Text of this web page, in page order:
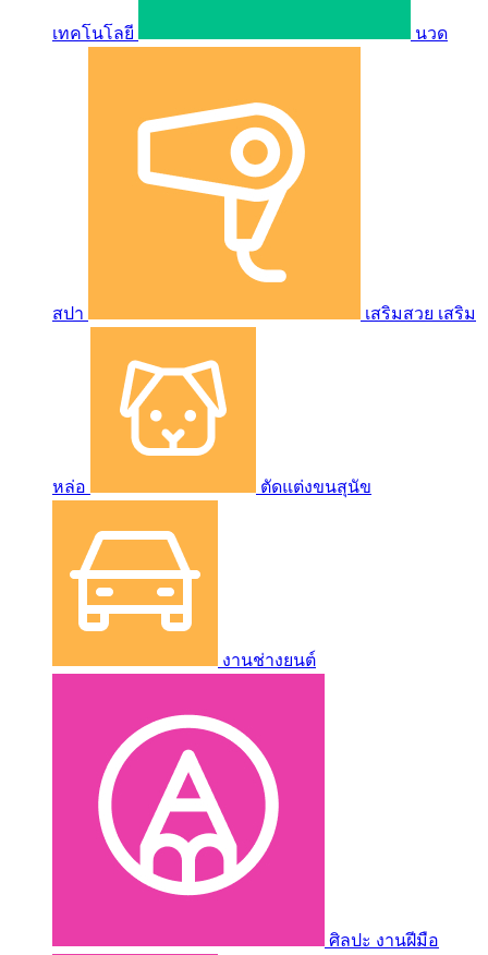
เทคโนโลยี นวด
สปา เสริมสวย เสริม
หล่อ ตัดแต่งขนสุนัข
งานช่างยนต์
ศิลปะ งานฝีมือ